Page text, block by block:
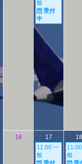
般
受付
中
16
17
11:00 一
般
18
般